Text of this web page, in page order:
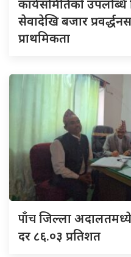
कार्यसमितिको उपलब्धि
सेवादेखि बजार
प्राथमिकता
पाँचजिल्ला अदालतमध्ये
दर ८६.०३ प्रतिशत